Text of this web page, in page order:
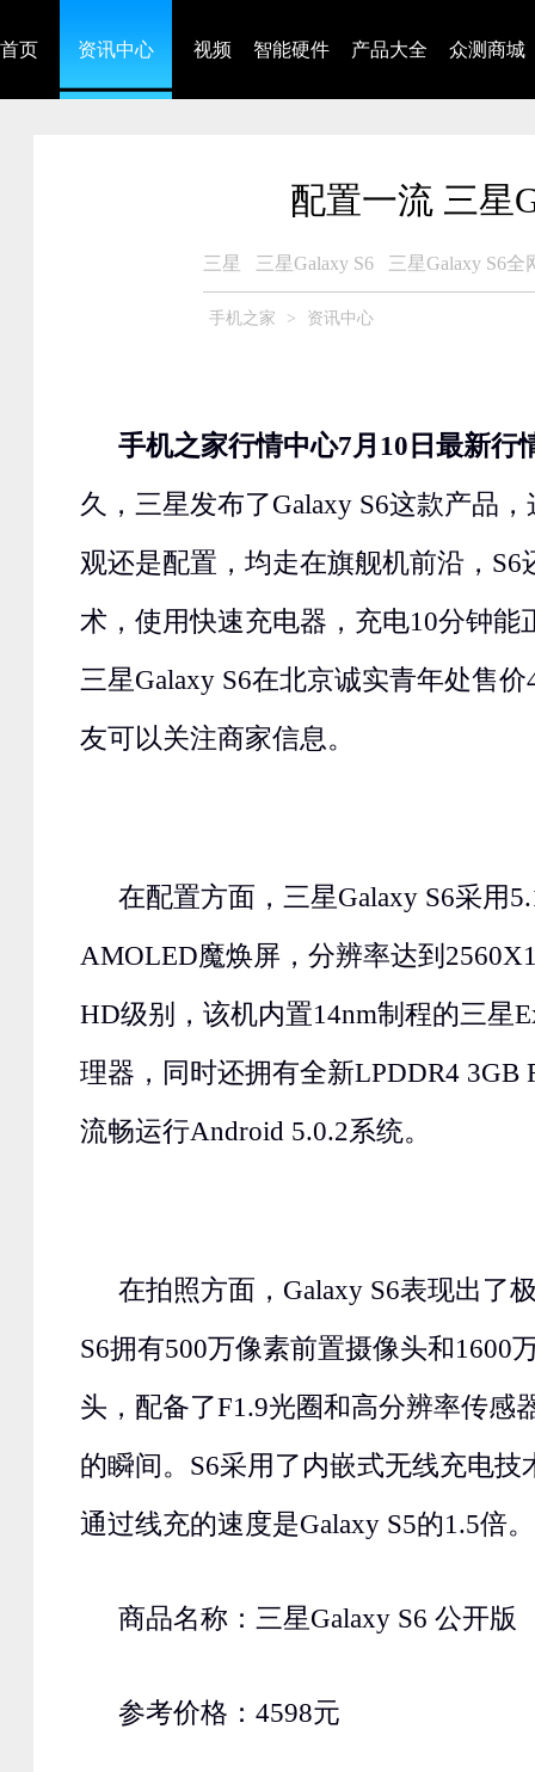
首页 资讯中心 视频 智能硬件 产品大全 众测商城
配置一流 三星
三星 三星Galaxy S6 三星Galaxy S6全
手机之家 > 资讯中心
手机之家行情中心7月10日最新行
久，三星发布了Galaxy S6这款产品
观还是配置，均走在旗舰机前沿，S6
术，使用快速充电器，充电10分钟能
三星Galaxy S6在北京诚实青年处售
友可以关注商家信息。
在配置方面，三星Galaxy S6采用
AMOLED魔焕屏，分辨率达到
HD级别，该机内置14nm制程的三星
理器，同时还拥有全新LPDDR4 3GB
流畅运行Android 5.0.2系统。
在拍照方面，Galaxy S6表现出了
S6拥有500万像素前置摄像头和1600
头，配备了F1.9光圈和高分辨率传感
的瞬间。S6采用了内嵌式无线充电技
通过线充的速度是Galaxy S5的1.5倍。
商品名称：三星Galaxy S6 公开版
参考价格：4598元